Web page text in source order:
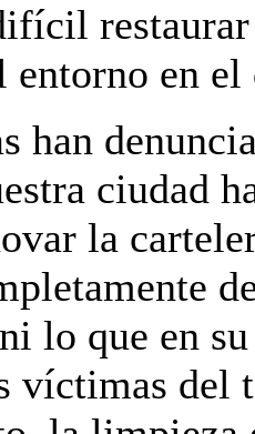
entorno en el
han
ciudad
la
lo que en
víctimas del